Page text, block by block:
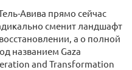
Авива прямо сейчас
сменит ландшафт
а о полной
названием Gaza
and Transformation